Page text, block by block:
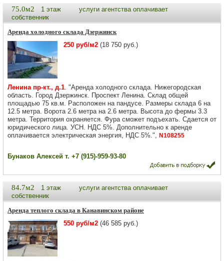
75.0м2 1 этаж
услуги агентства оплачивает
собственник
Аренда холодного склада Дзержинск
250 руб/м2 (18 750 руб.)
Ленина пр-кт., д.1. "Аренда холодного склада. Нижегородская
область. Город Дзержинск. Проспект Ленина. Склад общей
площадью 75 кв.м. Расположен на пандусе. Размеры склада 6 на
12.5 метра. Ворота 2.6 метра на 2.6 метра. Высота до фермы 3.3
метра. Территория охраняется. Фура сможет подъехать. Сдается от
юридического лица. УСН. НДС 5%. Дополнительно к аренде
оплачивается электрическая энергия, НДС 5%.", N108255
Бунаков Алексей т. +7 (915)-959-93-80
84.7м2 1 этаж
услуги агентства оплачивает
собственник
Аренда теплого склада в Канавинском районе
550 руб/м2 (46 585 руб.)